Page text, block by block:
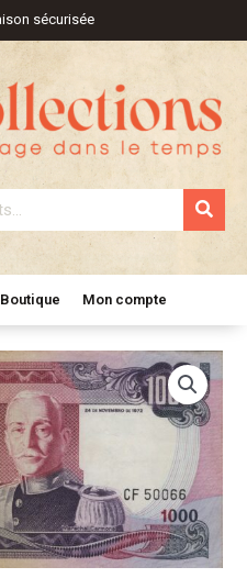
sécurisée
Boutique Mon compte